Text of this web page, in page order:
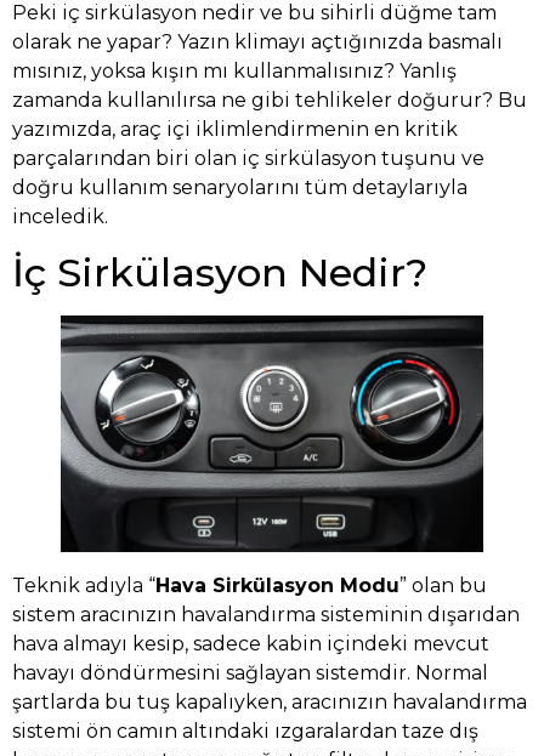
Peki iç sirkülasyon nedir ve bu sihirli düğme tam
olarak ne yapar? Yazın klimayı açtığınızda basmalı
mısınız, yoksa kışın mı kullanmalısınız? Yanlış
zamanda kullanılırsa ne gibi tehlikeler doğurur? Bu
yazımızda, araç içi iklimlendirmenin en kritik
parçalarından biri olan iç sirkülasyon tuşunu ve
doğru kullanım senaryolarını tüm detaylarıyla
inceledik.
İç Sirkülasyon Nedir?
Teknik adıyla “Hava Sirkülasyon Modu” olan bu
sistem aracınızın havalandırma sisteminin dışarıdan
hava almayı kesip, sadece kabin içindeki mevcut
havayı döndürmesini sağlayan sistemdir. Normal
şartlarda bu tuş kapalıyken, aracınızın havalandırma
sistemi ön camın altındaki ızgaralardan taze dış